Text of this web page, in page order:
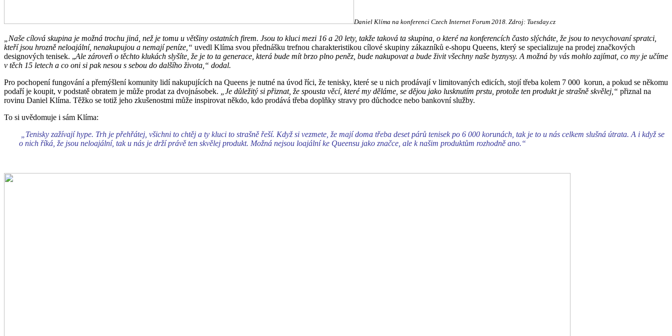
Daniel Klíma na konferenci Czech Internet Forum 2018. Zdroj: Tuesday.cz
„Naše cílová skupina je možná trochu jiná, než je tomu u většiny ostatních firem. Jsou to kluci mezi 16 a 20 lety, takže taková ta skupina, o které na konferencích často slýcháte, že jsou to nevychovaní spratci,
kteří jsou hrozně neloajální, nenakupujou a nemají peníze,“ uvedl Klíma svou přednášku trefnou charakteristikou cílové skupiny zákazníků e-shopu Queens, který se specializuje na prodej značkových
designových tenisek. „Ale zároveň o těchto klukách slyšíte, že je to ta generace, která bude mít brzo plno peněz, bude nakupovat a bude živit všechny naše byznysy. A možná by vás mohlo zajímat, co my je učíme
v těch 15 letech a co oni si pak nesou s sebou do dalšího života,“ dodal.
Pro pochopení fungování a přemýšlení komunity lidí nakupujících na Queens je nutné na úvod říci, že tenisky, které se u nich prodávají v limitovaných edicích, stojí třeba kolem 7 000 korun, a pokud se někomu
podaří je koupit, v podstatě obratem je může prodat za dvojnásobek. „Je důležitý si přiznat, že spousta věcí, které my děláme, se dějou jako lusknutím prstu, protože ten produkt je strašně skvělej,“ přiznal na
rovinu Daniel Klíma. Těžko se totiž jeho zkušenostmi může inspirovat někdo, kdo prodává třeba doplňky stravy pro důchodce nebo bankovní služby.
To si uvědomuje i sám Klíma:
„Tenisky zažívají hype. Trh je přehřátej, všichni to chtěj a ty kluci to strašně řeší. Když si vezmete, že mají doma třeba deset párů tenisek po 6 000 korunách, tak je to u nás celkem slušná útrata. A i když se
o nich říká, že jsou neloajální, tak u nás je drží právě ten skvělej produkt. Možná nejsou loajální ke Queensu jako značce, ale k našim produktům rozhodně ano.“